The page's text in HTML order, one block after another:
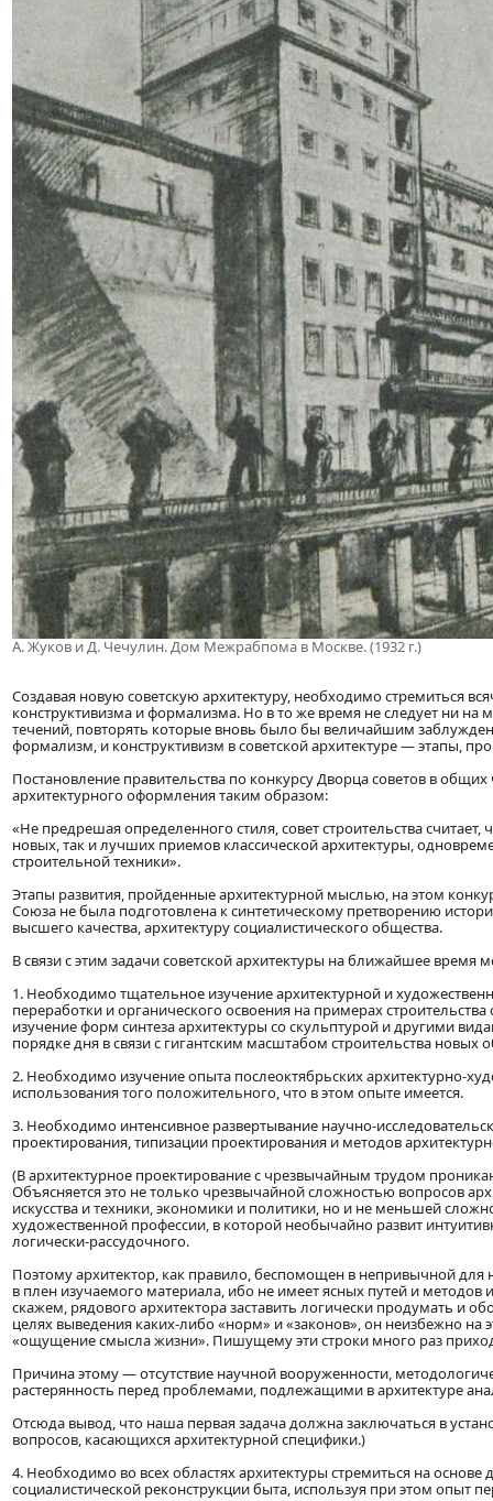
А. Жуков и Д. Чечулин. Дом Межрабпома в Москве. (1932 г.)
Создавая новую советскую архитектуру, необходимо стремиться
конструктивизма и формализма. Но в то же время не следует ни на
течений, повторять которые вновь было бы величайшим
формализм, и конструктивизм в советской архитектуре — этапы,
Постановление правительства по конкурсу Дворца советов в
архитектурного оформления таким образом:
«Не предрешая определенного стиля, совет строительства
новых, так и лучших приемов классической архитектуры,
строительной техники».
Этапы развития, пройденные архитектурной мыслью, на этом
Союза не была подготовлена к синтетическому претворению
высшего качества, архитектуру социалистического общества.
В связи с этим задачи советской архитектуры на ближайшее
1. Необходимо тщательное изучение архитектурной и
переработки и органического освоения на примерах
изучение форм синтеза архитектуры со скульптурой и другими
порядке дня в связи с гигантским масштабом строительства новых
2. Необходимо изучение опыта послеоктябрьских архитектурно-
использования того положительного, что в этом опыте имеется.
3. Необходимо интенсивное развертывание научно-
проектирования, типизации проектирования и методов
(В архитектурное проектирование с чрезвычайным трудом
Объясняется это не только чрезвычайной сложностью вопросов
искусства и техники, экономики и политики, но и не меньшей
художественной профессии, в которой необычайно развит
логически-рассудочного.
Поэтому архитектор, как правило, беспомощен в непривычной для
в плен изучаемого материала, ибо не имеет ясных путей и методов
скажем, рядового архитектора заставить логически продумать и
целях выведения каких-либо «норм» и «законов», он неизбежно на
«ощущение смысла жизни». Пишущему эти строки много раз
Причина этому — отсутствие научной вооруженности,
растерянность перед проблемами, подлежащими в архитектуре
Отсюда вывод, что наша первая задача должна заключаться в
вопросов, касающихся архитектурной специфики.)
4. Необходимо во всех областях архитектуры стремиться на
социалистической реконструкции быта, используя при этом опыт